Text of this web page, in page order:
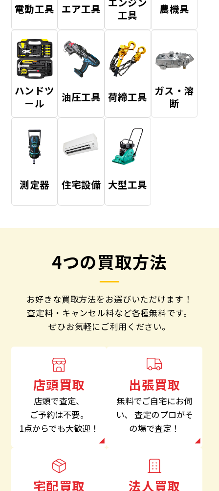
電動工具 エア工具
工具
農機具
ハンドツ
ール
油圧工具 荷締工具
ガス・溶
断
測定器 住宅設備 大型工具
4つの買取方法
お好きな買取方法をお選びいただけます！
査定料・キャンセル料など各種無料です。
ぜひお気軽にご利用ください。
店頭買取
店頭で査定、
ご予約は不要。
1点からでも大歓迎！
出張買取
無料でご自宅にお伺
い、
査定のプロがそ
の場で査定！
宅配買取 法人買取